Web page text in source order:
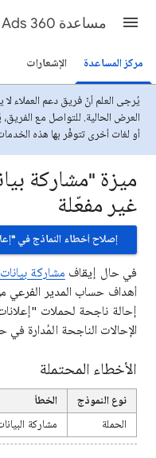
مساعدة Search Ads 360
مركز المساعدة الإشعارات
يُرجى العلم أنّ فريق دعم العملاء
العرض الحالية. للتواصل مع الفريق،
أو لغات أخرى تتوفّر بها هذه الخدمات
ميزة "مشاركة
غير مفعّلة
إصلاح أخطاء النماذج في
في حال إيقاف مشاركة
الإحالات الناجحة المُدارة
الأخطاء المحتملة
نوع النموذج
الخطأ
الحملة
مشاركة